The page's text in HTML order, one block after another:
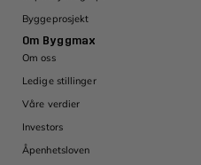
Byggeprosjekt
Om Byggmax
Om oss
Ledige stillinger
Våre verdier
Investors
Åpenhetsloven